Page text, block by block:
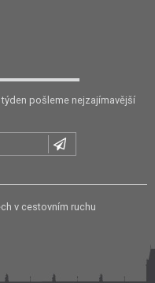
týden pošleme nejzajímavější
v cestovním ruchu